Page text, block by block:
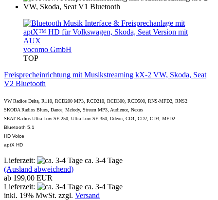
vocomo GmbH
TOP
Freisprecheinrichtung mit Musikstreaming kX-2 VW, Skoda, Seat
V2 Bluetooth
VW Radios Delta, R110, RCD200 MP3, RCD210, RCD300, RCD500, RNS-MFD2, RNS2
SKODA Radios Blues, Dance, Melody, Stream MP3, Audience, Nexus
SEAT Radios Ultra Low SE 250, Ultra Low SE 350, Odeon, CD1, CD2, CD3, MFD2
Bluetooth 5.1
HD Voice
aptX HD
Lieferzeit:
ca. 3-4 Tage
(Ausland abweichend)
ab 199,00 EUR
Lieferzeit:
ca. 3-4 Tage
inkl. 19% MwSt. zzgl. Versand